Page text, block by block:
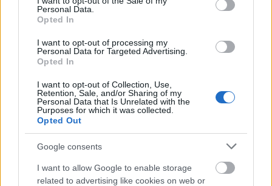
Personal Data.
Opted In
I want to opt-out of processing my
Personal Data for Targeted Advertising.
Opted In
I want to opt-out of Collection, Use,
Retention, Sale, and/or Sharing of my
Personal Data that Is Unrelated with the
Purposes for which it was collected.
Opted Out
Google consents
I want to allow Google to enable storage
related to advertising like cookies on web or
ellen! Ezt tudtuk meg a
útjairól
Összefoglaltunk mindent, amit a kormánygépes
miniszterelnöki utazásokról tudni lehet, és amit
nem. A posztból kiderül: Milyen ítéletet hozott az
Ítélőtábla a K-Monitor perében és mekkora összeget
családtagjai utazásáért; Mit tudtunk meg a per…